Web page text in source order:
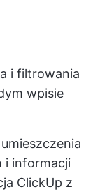
i filtrowania
wpisie
i informacji
ClickUp z